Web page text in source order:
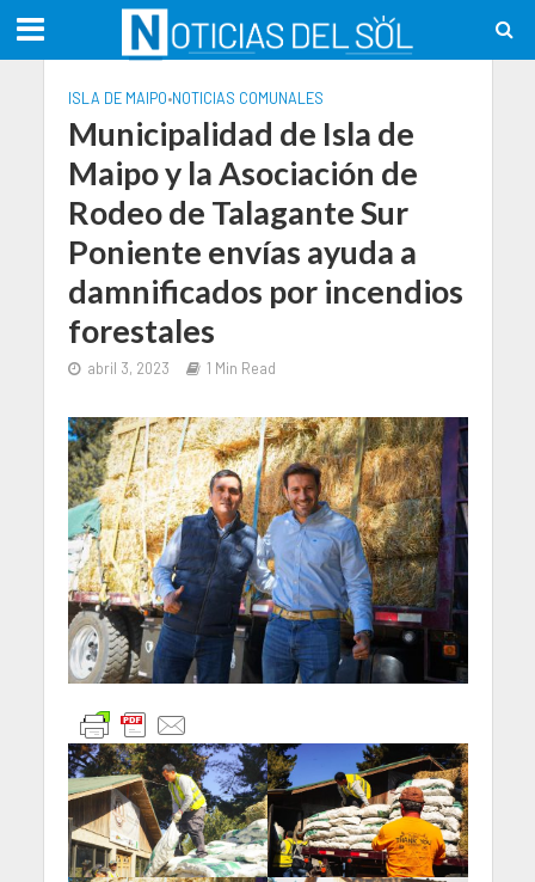
ISLA DE MAIPO•NOTICIAS COMUNALES
Municipalidad de Isla de
Maipo y la Asociación de
Rodeo de Talagante Sur
Poniente envías ayuda a
damnificados por incendios
forestales
abril 3, 2023 1 Min Read